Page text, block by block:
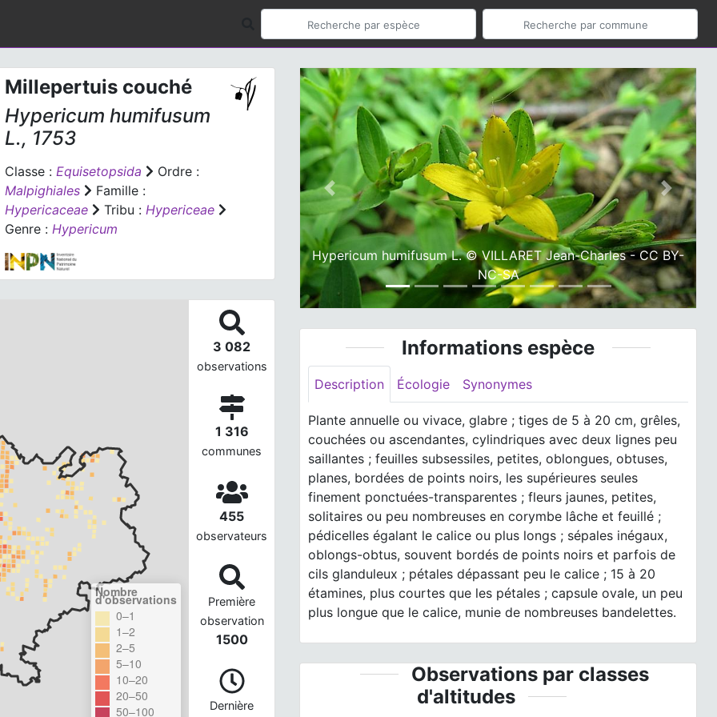
Millepertuis couché
Hypericum humifusum
L., 1753
Classe : Equisetopsida
Ordre :
Malpighiales
Famille :
Hypericaceae
Tribu : Hypericeae
Genre : Hypericum
Nombre
d'observations
0–1
1–2
2–5
5–10
10–20
20–50
50–100
3 082
observations
1 316
communes
455
observateurs
Première
observation
1500
Dernière
Hypericum humifusum L. © VILLARET Jean-Charles - CC BY-
NC-SA
Previous Next
Informations espèce
Description Écologie Synonymes
Plante annuelle ou vivace, glabre ; tiges de 5 à 20 cm, grêles,
couchées ou ascendantes, cylindriques avec deux lignes peu
saillantes ; feuilles subsessiles, petites, oblongues, obtuses,
planes, bordées de points noirs, les supérieures seules
finement ponctuées-transparentes ; fleurs jaunes, petites,
solitaires ou peu nombreuses en corymbe lâche et feuillé ;
pédicelles égalant le calice ou plus longs ; sépales inégaux,
oblongs-obtus, souvent bordés de points noirs et parfois de
cils glanduleux ; pétales dépassant peu le calice ; 15 à 20
étamines, plus courtes que les pétales ; capsule ovale, un peu
plus longue que le calice, munie de nombreuses bandelettes.
Observations par classes
d'altitudes